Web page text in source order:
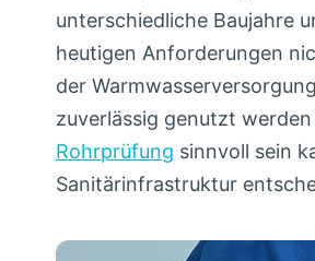
unterschiedliche Baujahre
heutigen Anforderungen
der
zuverlässig genutzt
Rohrprüfung sinnvoll sein
Sanitärinfrastruktur